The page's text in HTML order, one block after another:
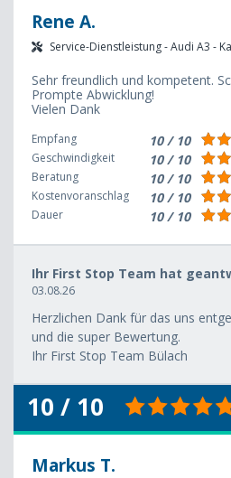
Rene A.
Service-Dienstleistung - Audi A3 -
Sehr freundlich und kompetent.
Prompte Abwicklung!
Vielen Dank
Empfang 10 / 10
Geschwindigkeit 10 / 10
Beratung 10 / 10
Kostenvoranschlag 10 / 10
Dauer 10 / 10
Ihr First Stop Team hat
03.08.26
Herzlichen Dank für das uns
und die super Bewertung.
Ihr First Stop Team Bülach
10 / 10
Markus T.